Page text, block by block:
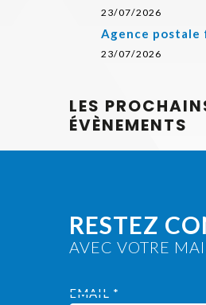
23/07/2026
Agence postale
23/07/2026
LES
ÉVÈNEMENTS
RESTEZ
AVEC VOTRE
EMAIL *